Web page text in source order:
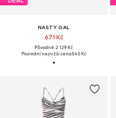
NASTY GAL
671 Kč
Původně: 2 129 Kč
Poslední nejnižší cena:545 Kč